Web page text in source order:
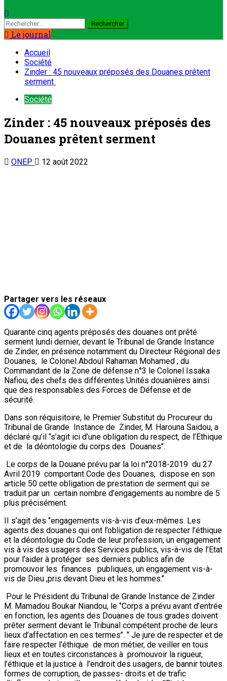
Rechercher :
Le journal
Accueil
Société
Zinder : 45 nouveaux préposés des Douanes prêtent
serment
Société
Zinder : 45 nouveaux préposés des
Douanes prêtent serment
ONEP 12 août 2022
Partager vers les réseaux
Quarante cinq agents préposés des douanes ont prêté
serment lundi dernier, devant le Tribunal de Grande Instance
de Zinder, en présence notamment du Directeur Régional des
Douanes, le Colonel Abdoul Rahaman Mohamed ; du
Commandant de la Zone de défense n°3 le Colonel Issaka
Nafiou, des chefs des différentes Unités douanières ainsi
que des responsables des Forces de Défense et de
sécurité.
Dans son réquisitoire, le Premier Substitut du Procureur du
Tribunal de Grande Instance de Zinder, M. Harouna Saidou, a
déclaré qu’il ‘’s’agit ici d’une obligation du respect, de l’Ethique
et de la déontologie du corps des Douanes’’.
Le corps de la Douane prévu par la loi n°2018-2019 du 27
Avril 2019 comportant Code des Douanes, dispose en son
article 50 cette obligation de prestation de serment qui se
traduit par un certain nombre d’engagements au nombre de 5
plus précisément.
II s’agit des ‘’engagements vis-à-vis d’eux-mêmes. Les
agents des douanes qui ont l’obligation de respecter l’éthique
et la déontologie du Code de leur profession, un engagement
vis à vis des usagers des Services publics, vis-à-vis de l’Etat
pour l’aider à protéger ses derniers publics afin de
promouvoir les finances publiques, un engagement vis-à-
vis de Dieu ,pris devant Dieu et les hommes.’’
Pour le Président du Tribunal de Grande Instance de Zinder
M. Mamadou Boukar Niandou, le ‘’Corps a prévu avant d’entrée
en fonction, les agents des Douanes de tous grades doivent
prêter serment devant le Tribunal compétent proche de leurs
lieux d’affectation en ces termes’’. ‘’ Je jure de respecter et de
faire respecter l’éthique de mon métier, de veiller en tous
lieux et en toutes circonstances à promouvoir la rigueur,
l’éthique et la justice à l’endroit des usagers, de bannir toutes
formes de corruption, de passes- droits et de trafic